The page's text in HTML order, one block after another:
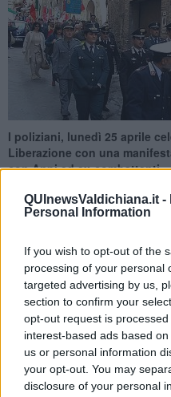
QUInewsValdichiana.it -
Personal Information
If you wish to opt-out of the
processing of your personal
targeted advertising by us,
section to confirm your
opt-out request is
interest-based ads based
us or personal information
your opt-out. You may
disclosure of your personal
I poliziani, lunedì 25 aprile
Liberazione con una
con Anpi ed ex-combattenti
MONTEPULCIANO —Il
ed emozioni, soprattutto per la
nel 1945, visse questo
alle 10.00 di lunedì 25 aprile la
Grande.
Aperta dalla Banda
con il gonfalone del Comune e
al Borgo Buio, dove sarà